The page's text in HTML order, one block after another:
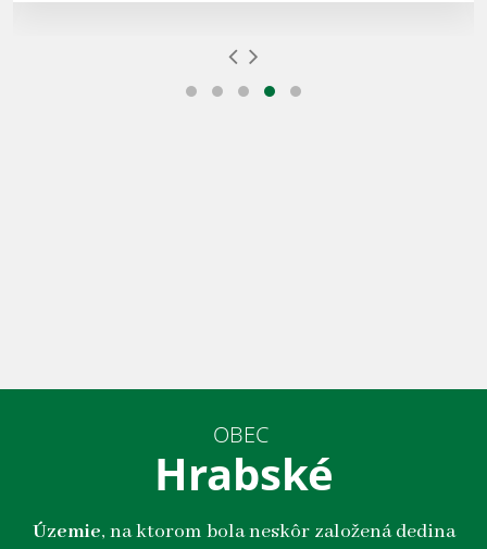
OBEC
Hrabské
Územie, na ktorom bola neskôr založená dedina